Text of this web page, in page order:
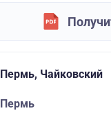
Пермь, Чайковский
Пермь